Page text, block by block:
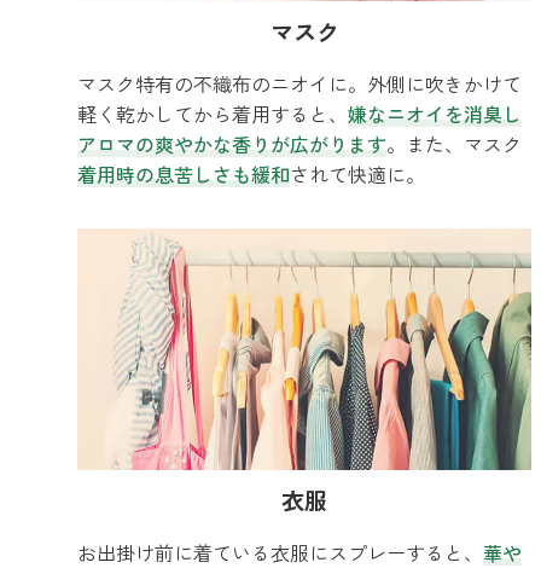
マスク
マスク特有の不織布のニオイに。外側に吹きかけて
軽く乾かしてから着用すると、 嫌なニオイを消臭し
アロマの爽やかな香りが広がります。また、マスク
着用時の息苦しさも緩和されて快適に。
衣服
お出掛け前に着ている衣服にスプレーすると、 華や